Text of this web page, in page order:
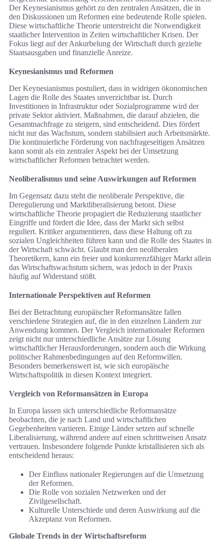
Der Keynesianismus gehört zu den zentralen Ansätzen, die in
den Diskussionen um Reformen eine bedeutende Rolle spielen.
Diese wirtschaftliche Theorie unterstreicht die Notwendigkeit
staatlicher Intervention in Zeiten wirtschaftlicher Krisen. Der
Fokus liegt auf der Ankurbelung der Wirtschaft durch gezielte
Staatsausgaben und finanzielle Anreize.
Keynesianismus und Reformen
Der Keynesianismus postuliert, dass in widrigen ökonomischen
Lagen die Rolle des Staates unverzichtbar ist. Durch
Investitionen in Infrastruktur oder Sozialprogramme wird der
private Sektor aktiviert. Maßnahmen, die darauf abzielen, die
Gesamtnachfrage zu steigern, sind entscheidend. Dies fördert
nicht nur das Wachstum, sondern stabilisiert auch Arbeitsmärkte.
Die kontinuierliche Förderung von nachfrageseitigen Ansätzen
kann somit als ein zentraler Aspekt bei der Umsetzung
wirtschaftlicher Reformen betrachtet werden.
Neoliberalismus und seine Auswirkungen auf Reformen
Im Gegensatz dazu steht die neoliberale Perspektive, die
Deregulierung und Marktliberalisierung betont. Diese
wirtschaftliche Theorie propagiert die Reduzierung staatlicher
Eingriffe und fördert die Idee, dass der Markt sich selbst
reguliert. Kritiker argumentieren, dass diese Haltung oft zu
sozialen Ungleichheiten führen kann und die Rolle des Staates in
der Wirtschaft schwächt. Glaubt man den neoliberalen
Theoretikern, kann ein freier und konkurrenzfähiger Markt allein
das Wirtschaftswachstum sichern, was jedoch in der Praxis
häufig auf Widerstand stößt.
Internationale Perspektiven auf Reformen
Bei der Betrachtung europäischer Reformansätze fallen
verschiedene Strategien auf, die in den einzelnen Ländern zur
Anwendung kommen. Der Vergleich internationaler Reformen
zeigt nicht nur unterschiedliche Ansätze zur Lösung
wirtschaftlicher Herausforderungen, sondern auch die Wirkung
politischer Rahmenbedingungen auf den Reformwillen.
Besonders bemerkenswert ist, wie sich europäische
Wirtschaftspolitik in diesen Kontext integriert.
Vergleich von Reformansätzen in Europa
In Europa lassen sich unterschiedliche Reformansätze
beobachten, die je nach Land und wirtschaftlichen
Gegebenheiten variieren. Einige Länder setzen auf schnelle
Liberalisierung, während andere auf einen schrittweisen Ansatz
vertrauen. Insbesondere folgende Punkte kristallisieren sich als
entscheidend heraus:
Der Einfluss nationaler Regierungen auf die Umsetzung
der Reformen.
Die Rolle von sozialen Netzwerken und der
Zivilgesellschaft.
Kulturelle Unterschiede und deren Auswirkung auf die
Akzeptanz von Reformen.
Globale Trends in der Wirtschaftsreform